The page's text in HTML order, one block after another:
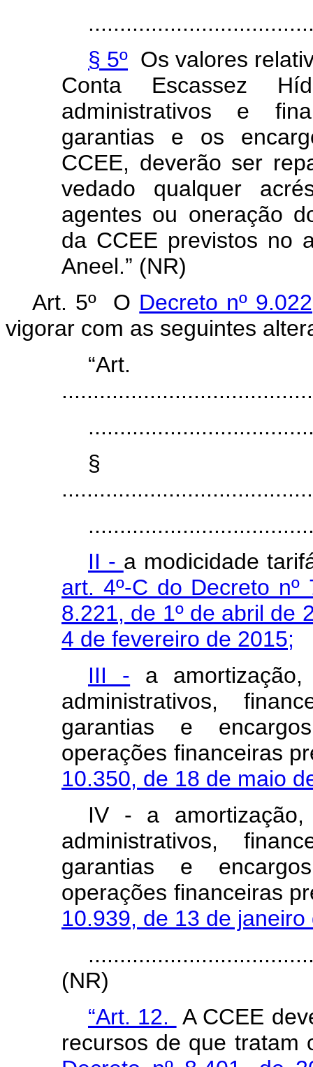
§ 5º Os valores
Conta Escassez
administrativos e
garantias e os
CCEE, deverão ser
vedado qualquer
agentes ou oneração
da CCEE previstos no
Aneel.” (NR)
Art. 5º O Decreto nº
vigorar com as seguintes
§
II - a modicidade
art. 4º-C do Decreto nº
8.221, de 1º de abril de
4 de fevereiro de 2015;
III - a
administrativos,
garantias e
operações financeiras
10.350, de 18 de maio
IV - a
administrativos,
garantias e
operações financeiras
10.939, de 13 de janeiro
(NR)
“Art. 12.
A CCEE
recursos de que tratam